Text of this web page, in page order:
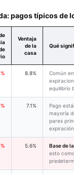
pagos típicos de
Ventaja
de la
casa
Qué
8.8%
Común
equilibrio
7.1%
Pago
mayoría
pares
5.6% Base de
esto